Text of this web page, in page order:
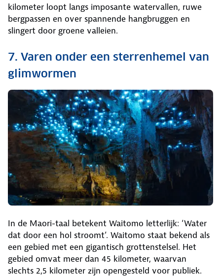
kilometer loopt langs imposante watervallen, ruwe
bergpassen en over spannende hangbruggen en
slingert door groene valleien.
7. Varen onder een sterrenhemel van
glimwormen
In de Maori-taal betekent Waitomo letterlijk: ‘Water
dat door een hol stroomt’. Waitomo staat bekend als
een gebied met een gigantisch grottenstelsel. Het
gebied omvat meer dan 45 kilometer, waarvan
slechts 2,5 kilometer zijn opengesteld voor publiek.